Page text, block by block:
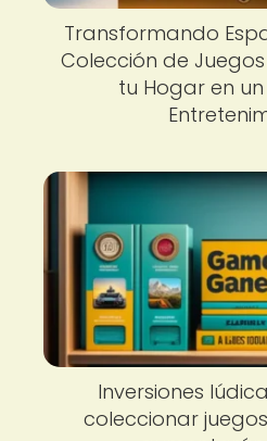
Transformando
Colección de
tu Hogar en
Inversiones
coleccionar